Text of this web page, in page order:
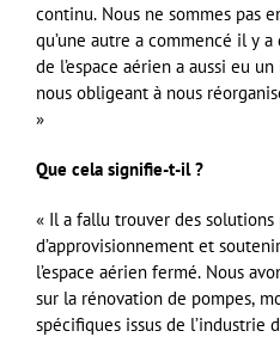
continu. Nous ne sommes pas
qu’une autre a commencé il y
de l’espace aérien a aussi eu
nous obligeant à nous
»
Que cela signifie-t-il ?
« Il a fallu trouver des solutions
d’approvisionnement et
l’espace aérien fermé. Nous
sur la rénovation de pompes,
spécifiques issus de l’industrie